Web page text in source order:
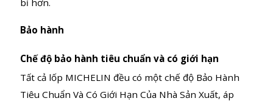
độ vi mô. Nhờ vậy, độ bám đường tốt hơn trong suốt
vòng đời lốp.
-... giúp các phân tử trong hợp chất cao su được liên
kết bền vững hơn. Nhờ vậy, lốp lâu mòn hơn và bền
bỉ hơn.